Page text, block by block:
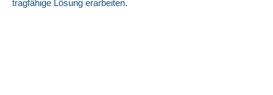
tragfähige Lösung erarbeiten.